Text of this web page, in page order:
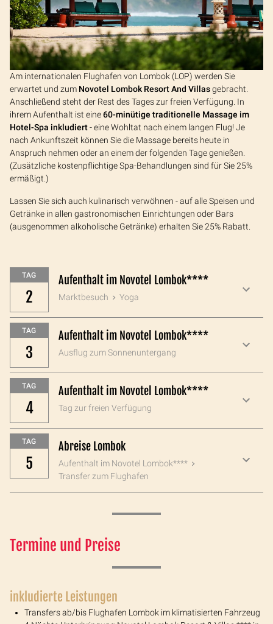
Am internationalen Flughafen von Lombok (LOP) werden Sie
erwartet und zum Novotel Lombok Resort And Villasgebracht.
Anschließend steht der Rest des Tages zur freien Verfügung. In
ihrem Aufenthalt ist eine60-minütige traditionelle Massage im
Hotel-Spa inkludiert- eine Wohltat nach einem langen Flug! Je
nach Ankunftszeit können Sie die Massage bereits heute in
Anspruch nehmen oder an einem der folgenden Tage genießen.
(Zusätzliche kostenpflichtige Spa-Behandlungen sind für Sie 25%
ermäßigt.)
Lassen Sie sich auch kulinarisch verwöhnen - auf alle Speisen und
Getränke in allen gastronomischen Einrichtungen oder Bars
(ausgenommen alkoholische Getränke) erhalten Sie 25% Rabatt.
TAG
2
Aufenthalt im Novotel Lombok****
Marktbesuch Yoga
TAG
3
Aufenthalt im Novotel Lombok****
Ausflug zum Sonnenuntergang
TAG
4
Aufenthalt im Novotel Lombok****
Tag zur freien Verfügung
TAG
5
Abreise Lombok
Aufenthalt im Novotel Lombok****
Transfer zum Flughafen
Termine und Preise
inkludierte Leistungen
Transfers ab/bis Flughafen Lombok im klimatisierten Fahrzeug